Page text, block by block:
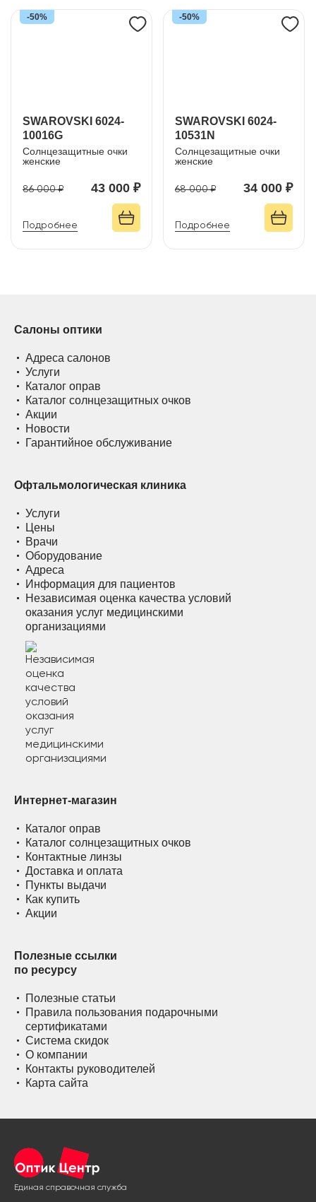
SWAROVSKI 6024-
10016G
Солнцезащитные очки
женские
43 000 ₽
86 000 ₽
Подробнее
-50%
SWAROVSKI 6024-
10531N
Солнцезащитные очки
женские
34 000 ₽
68 000 ₽
Подробнее
-50%
Салоны оптики
Адреса салонов
Услуги
Каталог оправ
Каталог солнцезащитных очков
Акции
Новости
Гарантийное обслуживание
Офтальмологическая клиника
Услуги
Цены
Врачи
Оборудование
Адреса
Информация для пациентов
Независимая оценка качества условий
оказания услуг медицинскими
организациями
Интернет-магазин
Каталог оправ
Каталог солнцезащитных очков
Контактные линзы
Доставка и оплата
Пункты выдачи
Как купить
Акции
Полезные ссылки
по ресурсу
Полезные статьи
Правила пользования подарочными
сертификатами
Система скидок
О компании
Контакты руководителей
Карта сайта
Единая справочная служба